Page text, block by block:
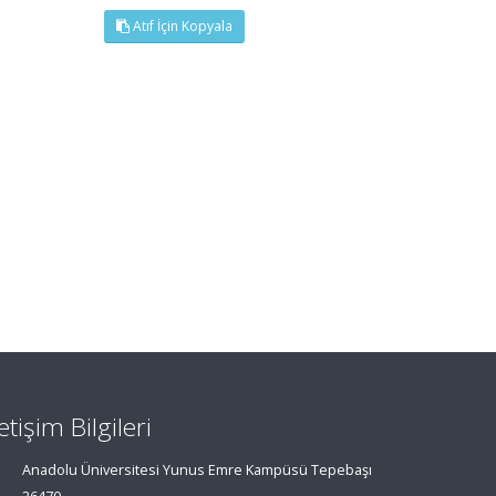
Atıf İçin Kopyala
Bilgileri
Anadolu Üniversitesi Yunus Emre Kampüsü Tepebaşı